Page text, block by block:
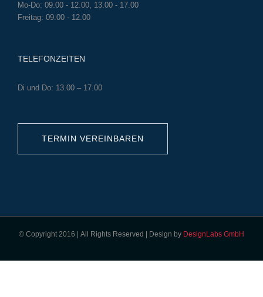
Mo-Do: 09.00 - 12.00, 13.00 - 17.00
Freitag: 09.00 - 12.00
TELEFONZEITEN
Di und Do: 13.00 – 17.00
TERMIN VEREINBAREN
© Copyright 2016 | All Rights Reserved | Design by DesignLabs GmbH